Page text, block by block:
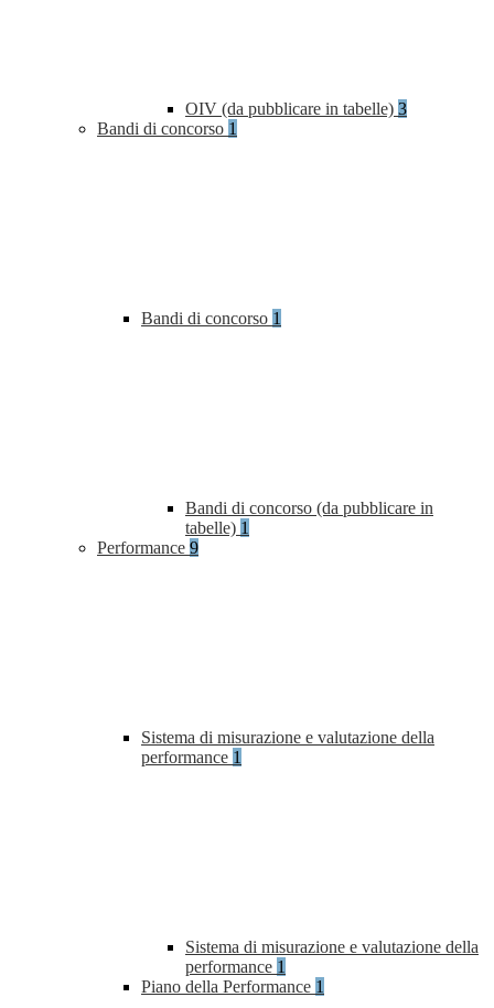
OIV (da pubblicare in tabelle) 3
Bandi di concorso 1
Bandi di concorso 1
Bandi di concorso (da pubblicare in
tabelle) 1
Performance 9
Sistema di misurazione e valutazione della
performance 1
Sistema di misurazione e valutazione della
performance 1
Piano della Performance 1